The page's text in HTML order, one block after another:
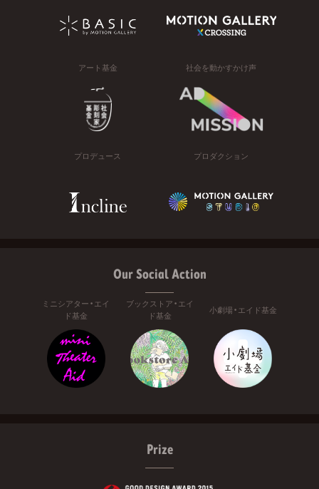
アート基金 社会を動かすかけ声
プロデュース プロダクション
Our Social Action
ミニシアター・エイ
ド基金
ブックストア・エイ
ド基金
小劇場・エイド基金
Prize